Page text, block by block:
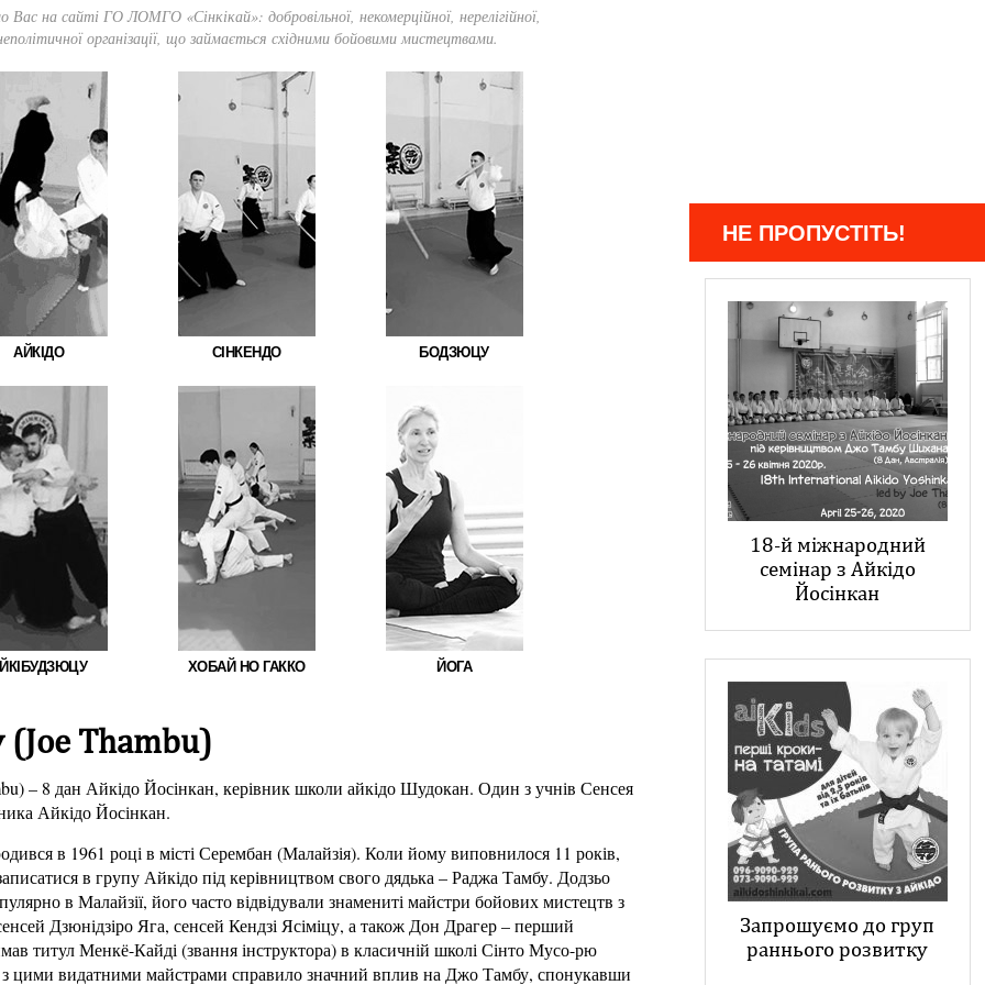
Вас на сайті ГО ЛОМГО «Сінкікай»: добровільної, некомерційної, нерелігійної,
організації, що займається східними бойовими мистецтвами.
АЙКІДО СІНКЕНДО БОДЗЮЦУ
ХОБАЙ НО ГАККО ЙОГА
Thambu)
– 8 дан Айкідо Йосінкан, керівник школи айкідо Шудокан. Один з учнів Сенсея
Айкідо Йосінкан.
в 1961 році в місті Серембан (Малайзія). Коли йому виповнилося 11 років,
в групу Айкідо під керівництвом свого дядька – Раджа Тамбу. Додзьо
в Малайзії, його часто відвідували знамениті майстри бойових мистецтв з
Дзюнідзіро Яга, сенсей Кендзі Ясіміцу, а також Дон Драгер – перший
титул Менкё-Кайді (звання інструктора) в класичній школі Сінто Мусо-рю
з цими видатними майстрами справило значний вплив на Джо Тамбу, спонукавши
НЕ ПРОПУСТІТЬ!
18-й міжнародний
семінар з Айкідо
Йосінкан
Запрошуємо до груп
раннього розвитку